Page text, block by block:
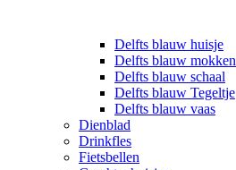
Delfts blauw huisje
Delfts blauw mokken
Delfts blauw schaal
Delfts blauw Tegeltje
Delfts blauw vaas
Dienblad
Drinkfles
Fietsbellen